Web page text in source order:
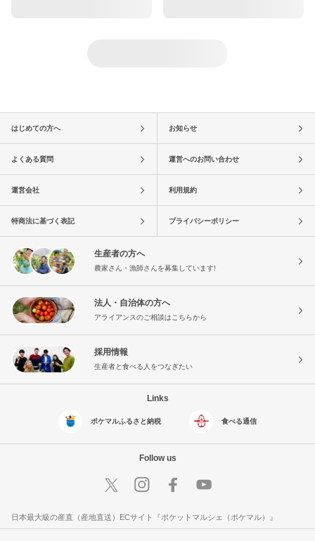
はじめての方へ お知らせ
よくある質問 運営へのお問い合わせ
運営会社 利用規約
特商法に基づく表記 プライバシーポリシー
生産者の方へ
農家さん・漁師さんを募集しています!
法人・自治体の方へ
アライアンスのご相談はこちらから
採用情報
生産者と食べる人をつなぎたい
Links
ポケマルふるさと納税 食べる通信
Follow us
日本最大級の産直（産地直送）ECサイト『ポケットマルシェ（ポケマル）』